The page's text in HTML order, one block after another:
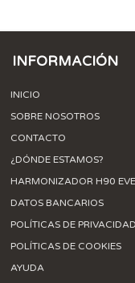
INFORMACIÓN
INICIO
SOBRE NOSOTROS
CONTACTO
¿DÓNDE ESTAMOS?
HARMONIZADOR H90
DATOS BANCARIOS
POLÍTICAS DE PRIVACIDAD
POLÍTICAS DE COOKIES
AYUDA